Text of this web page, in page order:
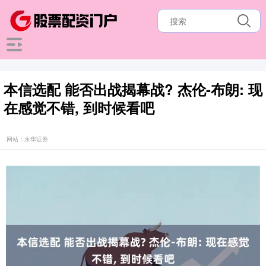
本信选配 能否出战揭幕战? 杰伦-布朗: 现
在感觉不错, 到时候看吧
网站：永华证券